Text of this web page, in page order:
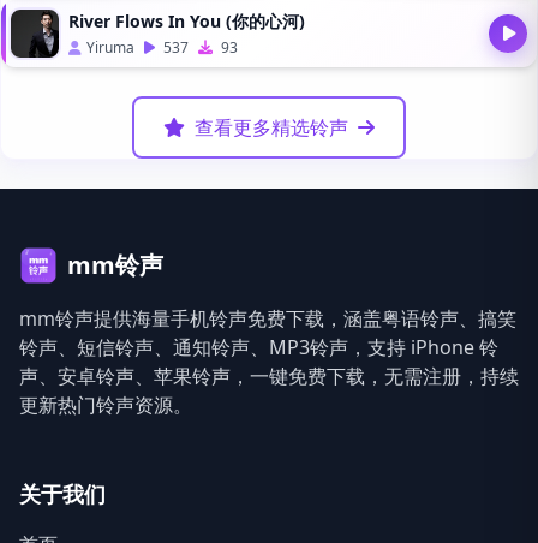
River Flows In You (你的心河)
Yiruma 537 93
查看更多精选铃声
mm铃声
mm铃声提供海量手机铃声免费下载，涵盖粤语铃声、搞笑
铃声、短信铃声、通知铃声、MP3铃声，支持 iPhone 铃
声、安卓铃声、苹果铃声，一键免费下载，无需注册，持续
更新热门铃声资源。
关于我们